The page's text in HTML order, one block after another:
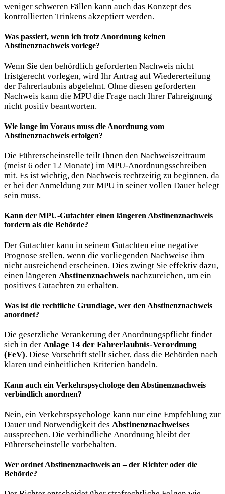
weniger schweren Fällen kann auch das Konzept des
kontrollierten Trinkens akzeptiert werden.
Was passiert, wenn ich trotz Anordnung keinen
Abstinenznachweis vorlege?
Wenn Sie den behördlich geforderten Nachweis nicht
fristgerecht vorlegen, wird Ihr Antrag auf Wiedererteilung
der Fahrerlaubnis abgelehnt. Ohne diesen geforderten
Nachweis kann die MPU die Frage nach Ihrer Fahreignung
nicht positiv beantworten.
Wie lange im Voraus muss die Anordnung vom
Abstinenznachweis erfolgen?
Die Führerscheinstelle teilt Ihnen den Nachweiszeitraum
(meist 6 oder 12 Monate) im MPU-Anordnungsschreiben
mit. Es ist wichtig, den Nachweis rechtzeitig zu beginnen, da
er bei der Anmeldung zur MPU in seiner vollen Dauer belegt
sein muss.
Kann der MPU-Gutachter einen längeren Abstinenznachweis
fordern als die Behörde?
Der Gutachter kann in seinem Gutachten eine negative
Prognose stellen, wenn die vorliegenden Nachweise ihm
nicht ausreichend erscheinen. Dies zwingt Sie effektiv dazu,
einen längeren Abstinenznachweis nachzureichen, um ein
positives Gutachten zu erhalten.
Was ist die rechtliche Grundlage, wer den Abstinenznachweis
anordnet?
Die gesetzliche Verankerung der Anordnungspflicht findet
sich in der Anlage 14 der Fahrerlaubnis-Verordnung
(FeV). Diese Vorschrift stellt sicher, dass die Behörden nach
klaren und einheitlichen Kriterien handeln.
Kann auch ein Verkehrspsychologe denAbstinenznachweis
verbindlich anordnen?
Nein, ein Verkehrspsychologe kann nur eine Empfehlung zur
Dauer und Notwendigkeit des Abstinenznachweises
aussprechen. Die verbindliche Anordnung bleibt der
Führerscheinstelle vorbehalten.
Wer ordnet Abstinenznachweis an – der Richter oder die
Behörde?